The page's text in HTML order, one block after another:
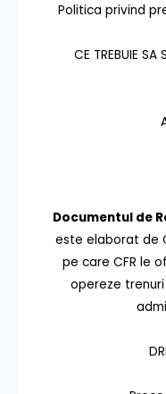
Politica privind
CE TREBUIE SA
Documentul de
este elaborat de
pe care CFR le
opereze